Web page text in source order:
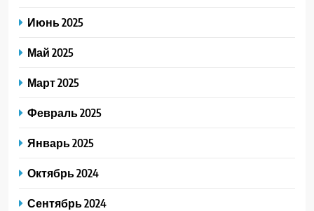
Июнь 2025
Май 2025
Март 2025
Февраль 2025
Январь 2025
Октябрь 2024
Сентябрь 2024